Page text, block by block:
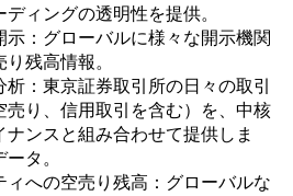
ィングの透明性を提供。
示：グローバルに様々な開示機関
残高情報。
析：東京証券取引所の日々の取引
売り、信用取引を含む）を、中核
ナンスと組み合わせて提供しま
タ。
ィへの空売り残高：グローバルな